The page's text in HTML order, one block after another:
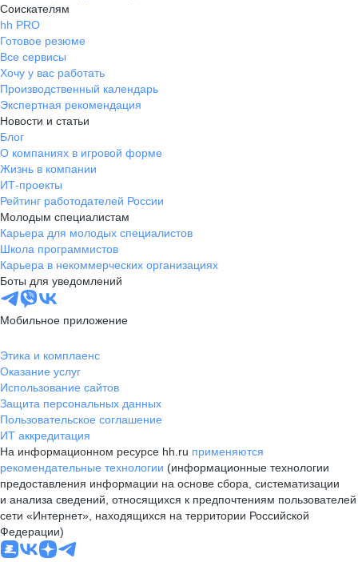
Соискателям
hh PRO
Готовое резюме
Все сервисы
Хочу у вас работать
Производственный календарь
Экспертная рекомендация
Новости и статьи
Блог
О компаниях в игровой форме
Жизнь в компании
ИТ-проекты
Рейтинг работодателей России
Молодым специалистам
Карьера для молодых специалистов
Школа программистов
Карьера в некоммерческих организациях
Боты для уведомлений
Мобильное приложение
Этика и комплаенс
Оказание услуг
Использование сайтов
Защита персональных данных
Пользовательское соглашение
ИТ аккредитация
На информационном ресурсе hh.ru применяются
рекомендательные технологии (информационные технологии
предоставления информации на основе сбора, систематизации
и анализа сведений, относящихся к предпочтениям пользователей
сети «Интернет», находящихся на территории Российской
Федерации)